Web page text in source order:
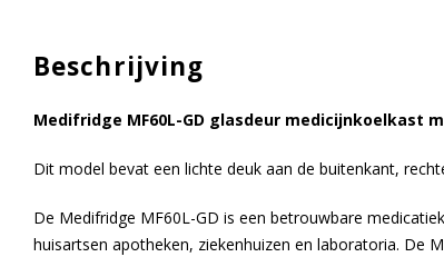
Beschrijving
Medifridge MF60L-GD glasdeur medicijnkoelkast
Dit model bevat een lichte deuk aan de buitenkant,
De Medifridge MF60L-GD is een betrouwbare
huisartsen apotheken, ziekenhuizen en laboratoria. De